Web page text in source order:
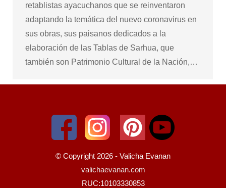
retablistas ayacuchanos que se reinventaron
adaptando la temática del nuevo coronavirus en
sus obras, sus paisanos dedicados a la
elaboración de las Tablas de Sarhua, que
también son Patrimonio Cultural de la Nación,…
© Copyright 2026 - Valicha Evanan
valichaevanan.com
RUC:10103330853